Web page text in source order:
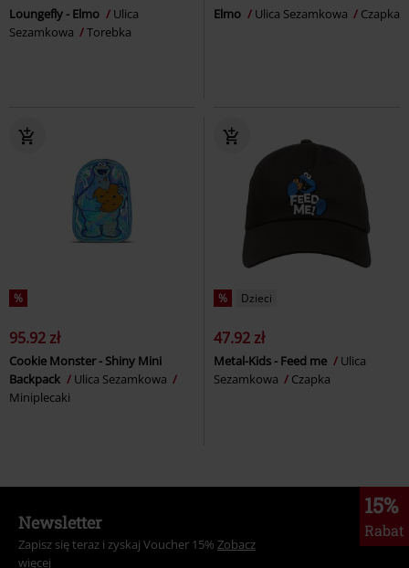
Loungefly - Elmo
Ulica
Sezamkowa
Torebka
Elmo Ulica Sezamkowa Czapka
%
95.92 zł
Cookie Monster - Shiny Mini
Backpack
Ulica Sezamkowa
Miniplecaki
% Dzieci
47.92 zł
Metal-Kids - Feed me
Ulica
Sezamkowa
Czapka
15%
Rabat
Newsletter
Zapisz się teraz i zyskaj Voucher 15% Zobacz
więcej